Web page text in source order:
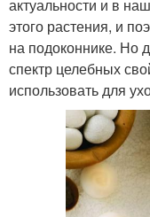
актуальности и в
этого растения, и
на подоконнике. Но
спектр целебных
использовать для